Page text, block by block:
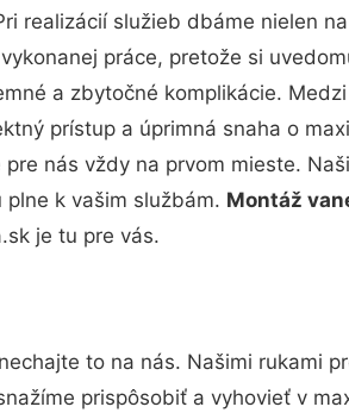
realizácií služieb dbáme nielen
práce, pretože si
a zbytočné komplikácie.
prístup a úprimná snaha o
nás vždy na prvom mieste.
k vašim službám. Montáž
je tu pre vás.
to na nás. Našimi rukami
prispôsobiť a vyhovieť v